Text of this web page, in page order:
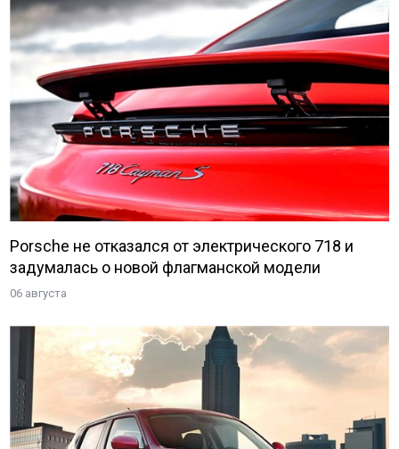
Porsche не отказался от электрического 718 и
задумалась о новой флагманской модели
06 августа